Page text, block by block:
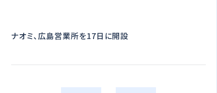
ナオミ、広島営業所を17日に開設